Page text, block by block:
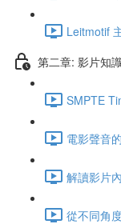
Leitmotif
第二章: 影片知
SMPTE
電影聲音
解讀影片
從不同角